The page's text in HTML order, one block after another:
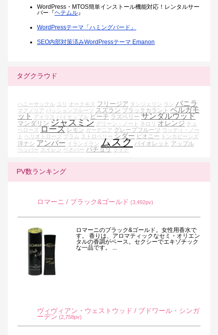
WordPress・MTOS簡単インストール機能対応！レンタルサー
バー『ヘテムル』
WordPressテーマ「ハミングバード」
SEO内部対策済みWordPressテーマ Emanon
タグクラウド
ハニーサックル ユリ オークモス フリージア タンジェリン ラン バニラ
マグノリア パッションフルーツ スズラン ブラックカラント ベルガモ
ット アイリス パイナップル ピーチ ラズベリー サンダルウッド
マンダリン ジャスミン グリーン・ノート ネロリ オレンジ チュ
ベローズ ローズ レモン ガーデニア グレープフルーツ ウッディ・ノー
ト ヘリオトロープ プラム ストロベリー シダー ピオニー トンカビーンズ
洋ナシ アンバー イランイラン ムスク バイオレット アップル
ペッパー スイレン ベチバー パチョリ ライチ
PV数ランキング
ロマーニ / ブラック&ゴールド (3,492pv)
ロマーニのブラック&ゴールド。女性用香水で
す。 香りは、アロマティックなセミ・オリエン
タルの香調がベース。セクシーでエキゾチック
な一品です。 ...
ヴィヴィアン・ウェストウッド / ブドワール・シンガ
ーデン (2,758pv)